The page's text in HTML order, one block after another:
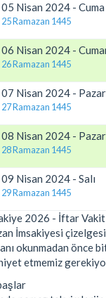
05 Nisan 2024 - Cuma
25 Ramazan 1445
06 Nisan 2024 -
26 Ramazan 1445
07 Nisan 2024 - Pazar
27 Ramazan 1445
08 Nisan 2024 -
28 Ramazan 1445
09 Nisan 2024 - Salı
29 Ramazan 1445
2026 - İftar
İmsakiyesi
okunmadan önce
etmemiz